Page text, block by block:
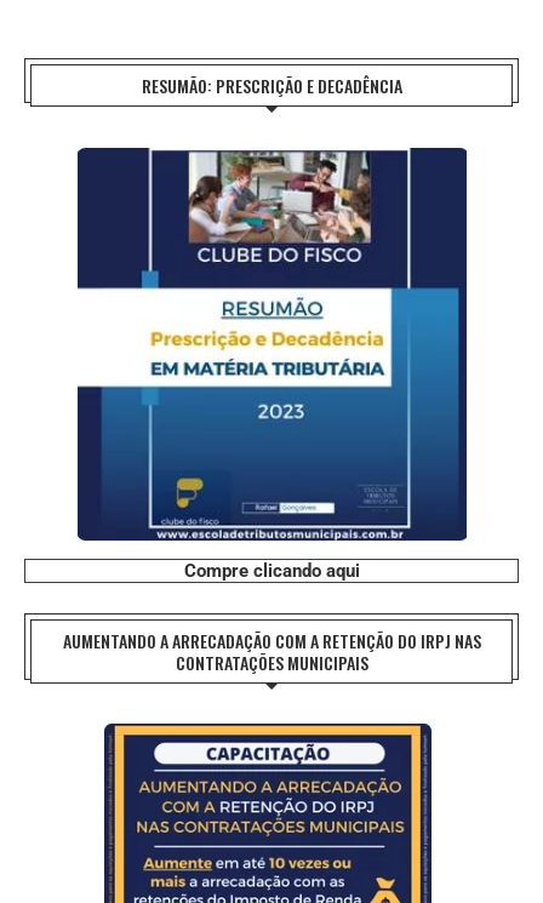
RESUMÃO: PRESCRIÇÃO E DECADÊNCIA
Compre clicando aqui
AUMENTANDO A ARRECADAÇÃO COM A RETENÇÃO DO IRPJ NAS
CONTRATAÇÕES MUNICIPAIS